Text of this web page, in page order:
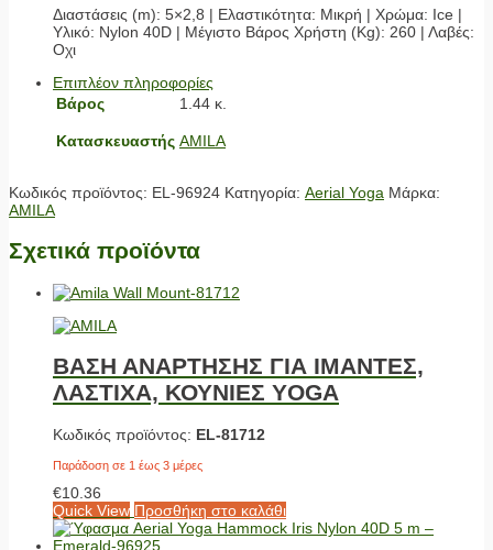
Διαστάσεις (m): 5×2,8 | Ελαστικότητα: Μικρή | Χρώμα: Ice |
Υλικό: Nylon 40D | Μέγιστο Βάρος Χρήστη (Kg): 260 | Λαβές:
Οχι
Επιπλέον πληροφορίες
Βάρος
1.44 κ.
Κατασκευαστής AMILA
Κωδικός προϊόντος: EL-96924 Κατηγορία: Aerial Yoga Μάρκα:
AMILA
Σχετικά προϊόντα
ΒΑΣΗ ΑΝΑΡΤΗΣΗΣ ΓΙΑ ΙΜΑΝΤΕΣ,
ΛΑΣΤΙΧΑ, ΚΟΥΝΙΕΣ YOGA
Κωδικός προϊόντος: EL-81712
Παράδοση σε 1 έως 3 μέρες
€10.36
Quick View Προσθήκη στο καλάθι